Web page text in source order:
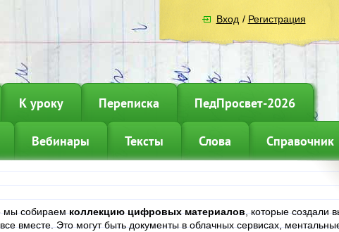
Вход / Регистрация
К уроку Переписка ПедПросвет-2026
Вебинары Тексты Слова Справочник
мы собираемколлекцию цифровых материалов, которые создали
вместе. Это могут быть документы в облачных сервисах,